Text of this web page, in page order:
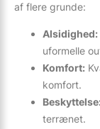
af flere grunde:
Alsidighed:
uformelle
Komfort:
komfort.
terrænet.